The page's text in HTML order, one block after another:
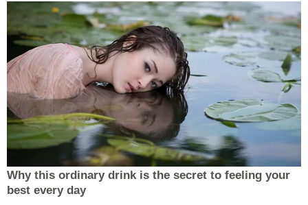
Why this ordinary drink is the secret to feeling your
best every day